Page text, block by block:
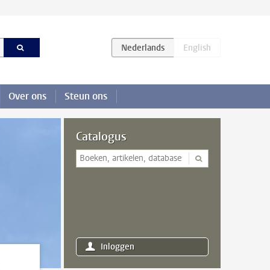
Over ons Steun ons
Catalogus
Inloggen